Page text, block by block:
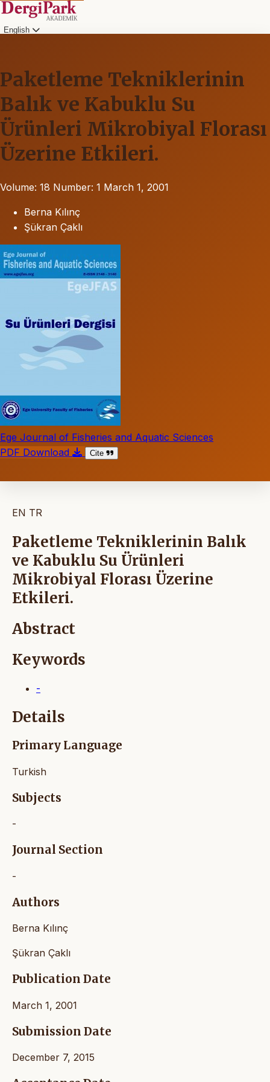
English
Paketleme Tekniklerinin
Balık ve Kabuklu Su
Ürünleri Mikrobiyal Florası
Üzerine Etkileri.
Volume: 18 Number: 1 March 1, 2001
Berna Kılınç
Şükran Çaklı
Ege Journal of Fisheries and Aquatic Sciences
PDF Download
Cite
EN TR
Paketleme Tekniklerinin Balık
ve Kabuklu Su Ürünleri
Mikrobiyal Florası Üzerine
Etkileri.
Abstract
Keywords
-
Details
Primary Language
Turkish
Subjects
-
Journal Section
-
Authors
Berna Kılınç
Şükran Çaklı
Publication Date
March 1, 2001
Submission Date
December 7, 2015